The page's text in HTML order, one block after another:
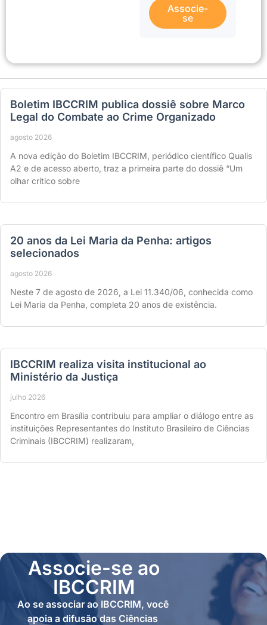
Associe-
se
Boletim IBCCRIM publica dossiê sobre Marco
Legal do Combate ao Crime Organizado
agosto 2026
A nova edição do Boletim IBCCRIM, periódico científico Qualis
A2 e de acesso aberto, traz a primeira parte do dossiê “Um
olhar crítico sobre
20 anos da Lei Maria da Penha: artigos
selecionados
agosto 2026
Neste 7 de agosto de 2026, a Lei 11.340/06, conhecida como
Lei Maria da Penha, completa 20 anos de existência.
IBCCRIM realiza visita institucional ao
Ministério da Justiça
julho 2026
Encontro em Brasília contribuiu para ampliar o diálogo entre as
instituições Representantes do Instituto Brasileiro de Ciências
Criminais (IBCCRIM) realizaram,
Associe-se ao
IBCCRIM
Ao se associar ao IBCCRIM, você
apoia a difusão das Ciências